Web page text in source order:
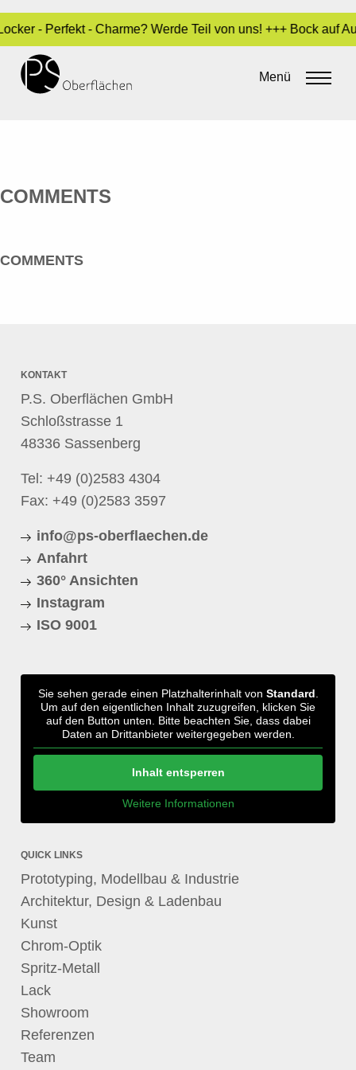
- Perfekt - Charme? Werde Teil von uns! +++ Bock
Menü
MODELL-N MODELLE +
DESIGNOBJEKTE NAGEL
COMMENTS
COMMENTS
KONTAKT
P.S. Oberflächen GmbH
Schloßstrasse 1
48336 Sassenberg
Tel: +49 (0)2583 4304
Fax: +49 (0)2583 3597
info@ps-oberflaechen.de
Anfahrt
360° Ansichten
Instagram
ISO 9001
Sie sehen gerade einen Platzhalterinhalt von Standard
Um auf den eigentlichen Inhalt zuzugreifen, klicken Sie
auf den Button unten. Bitte beachten Sie, dass dabei
Daten an Drittanbieter weitergegeben werden.
Inhalt entsperren
Weitere Informationen
QUICK LINKS
Prototyping, Modellbau & Industrie
Architektur, Design & Ladenbau
Kunst
Chrom-Optik
Spritz-Metall
Lack
Showroom
Referenzen
Team